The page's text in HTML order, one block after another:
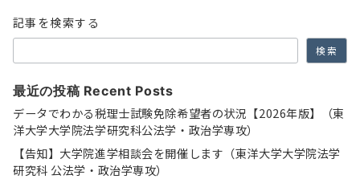
ジ
送
り
記事を検索する
検索
最近の投稿 Recent Posts
データでわかる税理士試験免除希望者の状況【2026年版】（東
洋大学大学院法学研究科公法学・政治学専攻）
【告知】大学院進学相談会を開催します（東洋大学大学院法学
研究科 公法学・政治学専攻）